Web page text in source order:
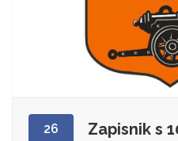
26
Zapisnik s